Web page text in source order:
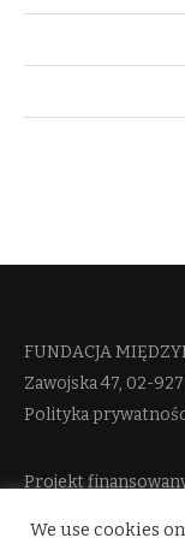
FUNDACJA
Zawojska 47, 02-
Polityka
Projekt
We use cookies